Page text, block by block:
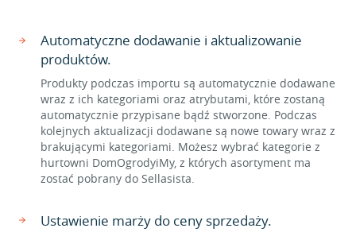
Automatyczne dodawanie i aktualizowanie
produktów.
Produkty podczas importu są automatycznie dodawane
wraz z ich kategoriami oraz atrybutami, które zostaną
automatycznie przypisane bądź stworzone. Podczas
kolejnych aktualizacji dodawane są nowe towary wraz z
brakującymi kategoriami. Możesz wybrać kategorie z
hurtowni DomOgrodyiMy, z których asortyment ma
zostać pobrany do Sellasista.
Ustawienie marży do ceny sprzedaży.